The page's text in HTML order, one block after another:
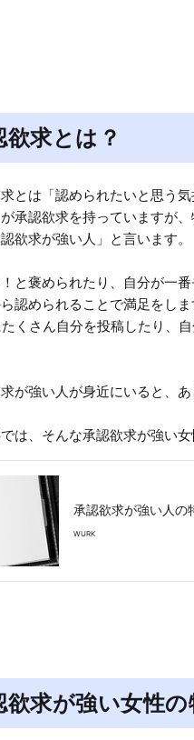
欲求とは？
とは「認められたいと思う気
承認欲求を持っていますが
欲求が強い人」と言います。
と褒められたり、自分が一
認められることで満足をしま
くさん自分を投稿したり、
が強い人が身近にいると、
は、そんな承認欲求が強い
承認欲求が強い人の
WURK
欲求が強い女性の